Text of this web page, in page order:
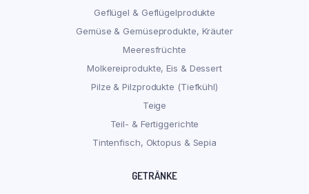
Geflügel & Geflügelprodukte
Gemüse & Gemüseprodukte, Kräuter
Meeresfrüchte
Molkereiprodukte, Eis & Dessert
Pilze & Pilzprodukte (Tiefkühl)
Teige
Teil- & Fertiggerichte
Tintenfisch, Oktopus & Sepia
GETRÄNKE